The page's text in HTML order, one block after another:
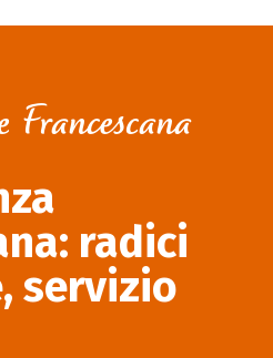
radici
servizio